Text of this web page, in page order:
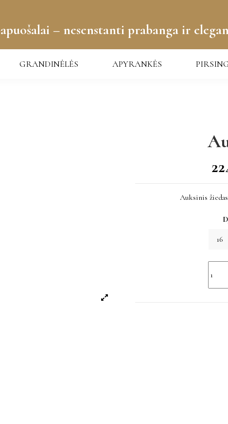
– nesenstanti prabanga ir
GRANDINĖLĖS APYRANKĖS
Auksinis žiedas